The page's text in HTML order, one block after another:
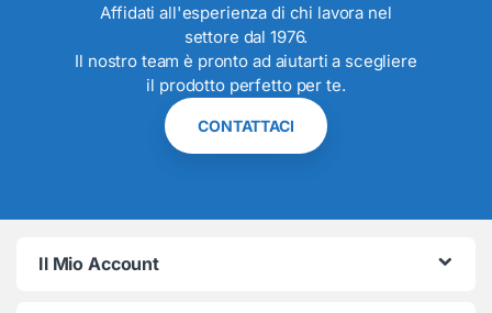
Affidati all'esperienza di chi lavora nel
settore dal 1976.
Il nostro team è pronto ad aiutarti a scegliere
il prodotto perfetto per te.
CONTATTACI
Il Mio Account